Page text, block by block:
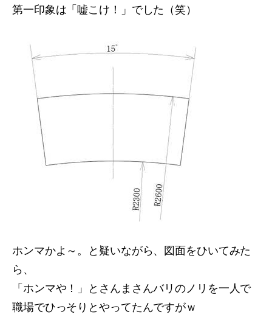
第一印象は「嘘こけ！」でした（笑）
ホンマかよ～。と疑いながら、図面をひいてみた
ら、
「ホンマや！」とさんまさんバリのノリを一人で
職場でひっそりとやってたんですがｗ